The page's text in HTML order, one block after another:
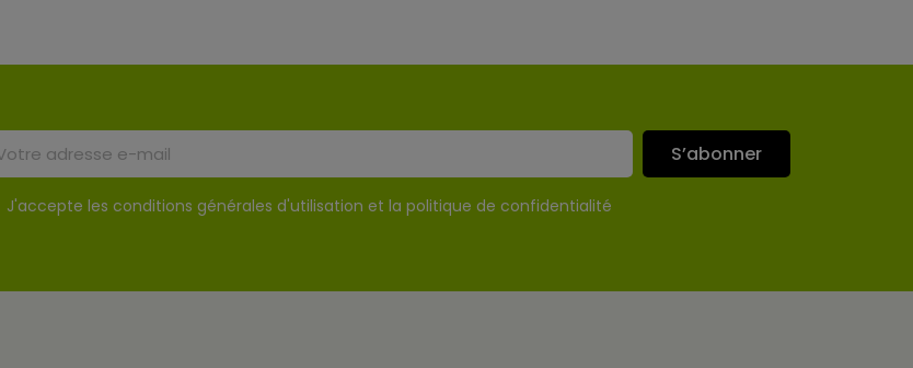
S’abonner
J'accepte les conditions générales d'utilisation et la politique de confidentialité